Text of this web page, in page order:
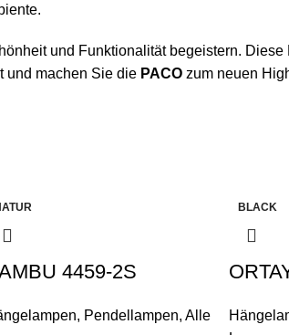
und Funktionalität begeistern.
und machen Sie die PACO zum neuen
4459-2S
, Pendellampen, Alle
BLACK